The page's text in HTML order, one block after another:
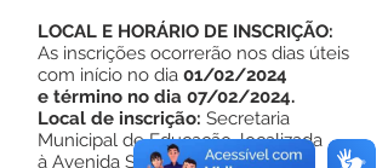
LOCAL E HORÁRIO DE INSCRIÇÃO:
As inscrições ocorrerão nos dias úteis
com início no dia 01/02/2024
e término no dia 07/02/2024.
Local de inscrição: Secretaria
Municipal de Educação, localizada
à Avenida São José, 659, Centro,